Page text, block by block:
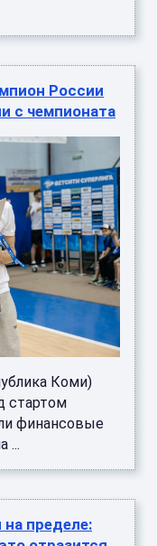
России
с чемпионата
Коми)
стартом
финансовые
...
пределе: